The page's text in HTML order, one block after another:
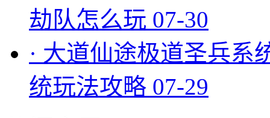
劫队怎么玩 07-30
· 大道仙途极道圣兵系
统玩法攻略 07-29